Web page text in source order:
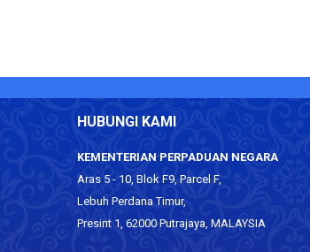
HUBUNGI KAMI
KEMENTERIAN PERPADUAN NEGARA
Aras 5 - 10, Blok F9, Parcel F,
Lebuh Perdana Timur,
Presint 1, 62000 Putrajaya, MALAYSIA